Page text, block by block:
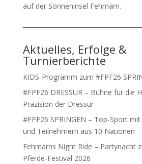
auf der Sonneninsel Fehmarn.
Aktuelles, Erfolge &
Turnierberichte
KIDS-Programm zum #FPF26
#FPF26 DRESSUR – Bühne für die
Präzision der Dressur
#FPF26 SPRINGEN – Top-Sport
und Teilnehmern aus 10 Nationen
Fehmarns Night Ride – Partynacht
Pferde-Festival 2026